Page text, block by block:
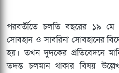
পরবর্তীতে চলতি বছরের ১৯
সোবহান ও সাবরিনা সোবহানের
হয়। তখন দুদকের প্রতিবেদনে
তদন্ত চলমান থাকার বিষয়